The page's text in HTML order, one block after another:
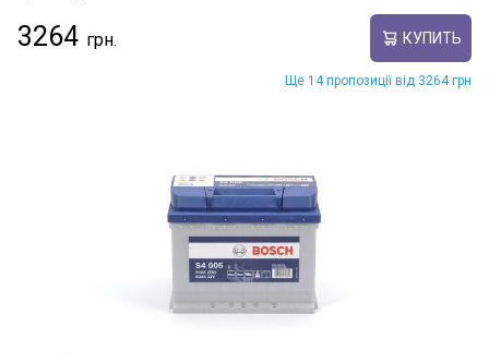
3264 КУПИТЬ
Ще 14 пропозиції від 3264 грн